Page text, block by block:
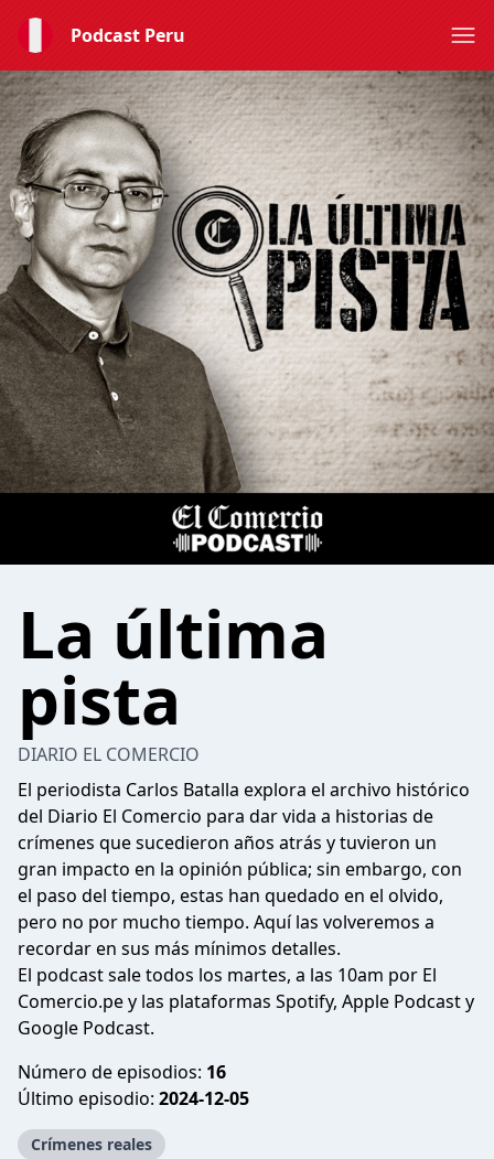
Podcast Peru
La última
pista
DIARIO EL COMERCIO
El periodista Carlos Batalla explora el archivo histórico
del Diario El Comercio para dar vida a historias de
crímenes que sucedieron años atrás y tuvieron un
gran impacto en la opinión pública; sin embargo, con
el paso del tiempo, estas han quedado en el olvido,
pero no por mucho tiempo. Aquí las volveremos a
recordar en sus más mínimos detalles.
El podcast sale todos los martes, a las 10am por El
Comercio.pe y las plataformas Spotify, Apple Podcast y
Google Podcast.
Número de episodios: 16
Último episodio: 2024-12-05
Crímenes reales